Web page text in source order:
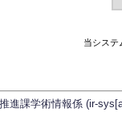
当システ
進課学術情報係 (ir-